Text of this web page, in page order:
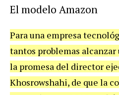
El modelo Amazon
Para una empresa
tantos problemas
la promesa del director
Khosrowshahi, de que la